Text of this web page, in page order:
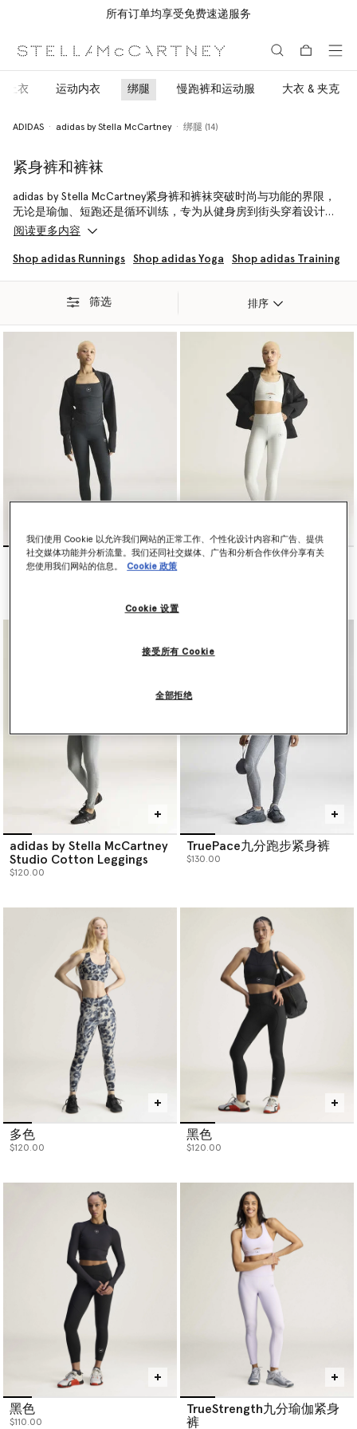
所有订单均享受免费速递服务
上衣 运动内衣 绑腿 慢跑裤和运动服 大衣 & 夹克
ADIDAS adidas by Stella McCartney 绑腿 (14)
紧身裤和裤袜
adidas by Stella McCartney紧身裤和裤袜突破时尚与功能的界限，
无论是瑜伽、短跑还是循环训练，专为从健身房到街头穿着设计。
马拉松还是参加芭蕾训练，都能够为我们的社区提供支持 — 实现风
为了保护地球母亲，每件单品均采用环保意识材料和融合科技与创
协。
请在下方选购紧身裤和裤袜。
阅读更多内容
Shop adidas Runnings Shop adidas Yoga Shop adidas Training
筛选 排序
adidas by Stella McCartney
Studio Cotton Leggings
adidas by Stella McCartney
adidas by Stella McCartney
Studio Cotton Leggings
$120.00
TruePace九分跑步紧身裤
$130.00
多色
$120.00
黑色
$120.00
黑色
$110.00
TrueStrength九分瑜伽紧身
裤
我们使用 Cookie 以允许我们网站的正常工作、个性化设计内容和广告、提供
社交媒体功能并分析流量。我们还同社交媒体、广告和分析合作伙伴分享有关
您使用我们网站的信息。
Cookie 政策
Cookie 设置
全部拒绝
接受所有 Cookie